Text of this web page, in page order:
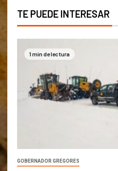
TE PUEDE INTERESAR
1 min de lectura
GOBERNADOR GREGORES